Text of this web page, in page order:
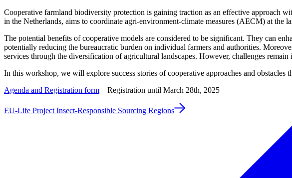
Cooperative farmland biodiversity protection is gaining traction as an effective approach
in the Netherlands, aims to coordinate agri-environment-climate measures (AECM) at the
The potential benefits of cooperative models are considered to be significant. They can
potentially reducing the bureaucratic burden on individual farmers and authorities.
services through the diversification of agricultural landscapes. However, challenges
In this workshop, we will explore success stories of cooperative approaches and
Agenda and Registration form – Registration until March 28th, 2025
EU-Life Project Insect-Responsible Sourcing Regions